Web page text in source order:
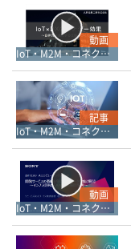
動画
IoT・M2M・コネクティブ
記事
IoT・M2M・コネクティブ
動画
IoT・M2M・コネクティブ